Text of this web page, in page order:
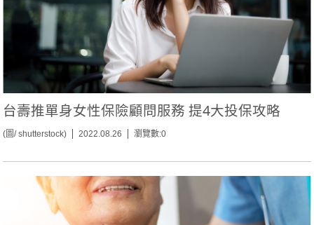
台壽推單身女性保險顧問服務 提4大投保攻略
(圖/ shutterstock) 2022.08.26 瀏覽數:0